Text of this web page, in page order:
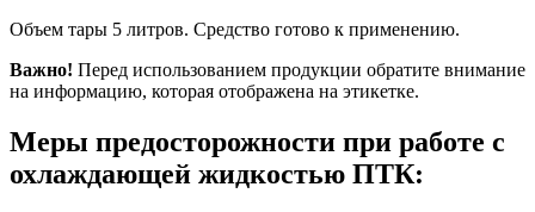
Объем тары 5 литров. Средство готово к применению.
Важно! Перед использованием продукции обратите внимание
на информацию, которая отображена на этикетке.
Меры предосторожности при работе с
охлаждающей жидкостью ПТК: